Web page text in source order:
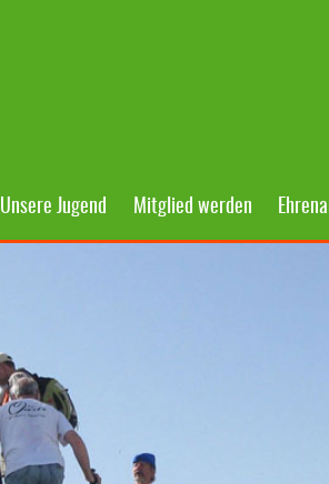
Unsere Jugend Mitglied werden